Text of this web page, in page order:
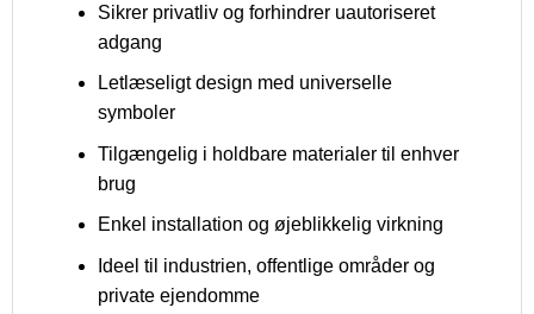
Sikrer privatliv og forhindrer uautoriseret
adgang
Letlæseligt design med universelle
symboler
Tilgængelig i holdbare materialer til enhver
brug
Enkel installation og øjeblikkelig virkning
Ideel til industrien, offentlige områder og
private ejendomme